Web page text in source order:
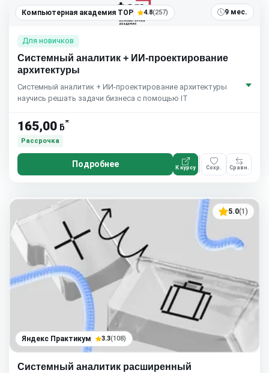
Компьютерная академия TOP 4.8(257) 9 мес.
Для новичков
Системный аналитик + ИИ-проектирование
архитектуры
Системный аналитик + ИИ-проектирование архитектуры
научись решать задачи бизнеса с помощью IT
165,00 ƃ*
Рассрочка
Подробнее К курсу Сохр. Сравн.
5.0(1)
Яндекс Практикум 3.3(108)
Системный аналитик расширенный